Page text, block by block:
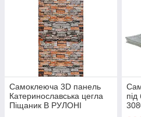
Самоклеюча 3D панель
Катеринославська цегла
Піщаник В РУЛОНІ